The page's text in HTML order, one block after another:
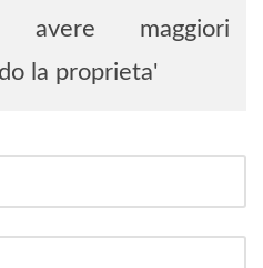
avere maggiori
la proprieta'